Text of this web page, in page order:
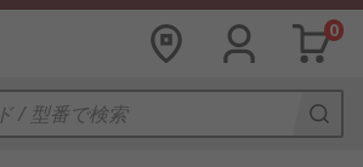
0